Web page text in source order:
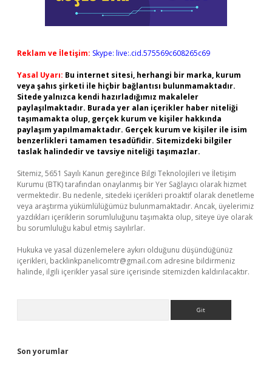
Reklam ve İletişim: Skype: live:.cid.575569c608265c69
Yasal Uyarı: Bu internet sitesi, herhangi bir marka, kurum
veya şahıs şirketi ile hiçbir bağlantısı bulunmamaktadır.
Sitede yalnızca kendi hazırladığımız makaleler
paylaşılmaktadır. Burada yer alan içerikler haber niteliği
taşımamakta olup, gerçek kurum ve kişiler hakkında
paylaşım yapılmamaktadır. Gerçek kurum ve kişiler ile isim
benzerlikleri tamamen tesadüfidir. Sitemizdeki bilgiler
taslak halindedir ve tavsiye niteliği taşımazlar.
Sitemiz, 5651 Sayılı Kanun gereğince Bilgi Teknolojileri ve İletişim
Kurumu (BTK) tarafından onaylanmış bir Yer Sağlayıcı olarak hizmet
vermektedir. Bu nedenle, sitedeki içerikleri proaktif olarak denetleme
veya araştırma yükümlülüğümüz bulunmamaktadır. Ancak, üyelerimiz
yazdıkları içeriklerin sorumluluğunu taşımakta olup, siteye üye olarak
bu sorumluluğu kabul etmiş sayılırlar.
Hukuka ve yasal düzenlemelere aykırı olduğunu düşündüğünüz
içerikleri, backlinkpanelicomtr@gmail.com adresine bildirmeniz
halinde, ilgili içerikler yasal süre içerisinde sitemizden kaldırılacaktır.
Son yorumlar